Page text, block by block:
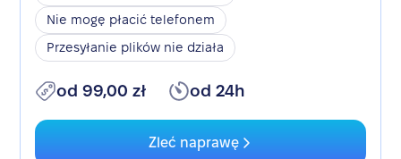
Nie mogę płacić telefonem
Przesyłanie plików nie działa
od 99,00 zł od 24h
Zleć naprawę